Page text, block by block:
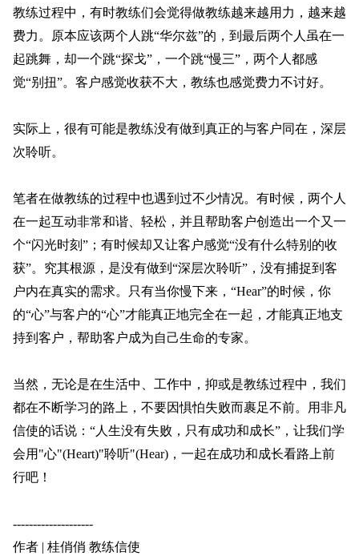
教练过程中，有时教练们会觉得做教练越来越用力，越来越
费力。原本应该两个人跳“华尔兹”的，到最后两个人虽在一
起跳舞，却一个跳“探戈”，一个跳“慢三”，两个人都感
觉“别扭”。客户感觉收获不大，教练也感觉费力不讨好。
实际上，很有可能是教练没有做到真正的与客户同在，深层
次聆听。
笔者在做教练的过程中也遇到过不少情况。有时候，两个人
在一起互动非常和谐、轻松，并且帮助客户创造出一个又一
个“闪光时刻”；有时候却又让客户感觉“没有什么特别的收
获”。究其根源，是没有做到“深层次聆听”，没有捕捉到客
户内在真实的需求。只有当你慢下来，“Hear”的时候，你
的“心”与客户的“心”才能真正地完全在一起，才能真正地支
持到客户，帮助客户成为自己生命的专家。
当然，无论是在生活中、工作中，抑或是教练过程中，我们
都在不断学习的路上，不要因惧怕失败而裹足不前。用非凡
信使的话说：“人生没有失败，只有成功和成长”，让我们学
会用"心"(Heart)"聆听"(Hear)，一起在成功和成长看路上前
行吧！
--------------------
作者 | 桂俏俏 教练信使